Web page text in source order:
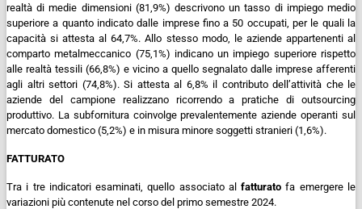
realtà di medie dimensioni (81,9%) descrivono un tasso di impiego medio
superiore a quanto indicato dalle imprese fino a 50 occupati, per le quali la
capacità si attesta al 64,7%. Allo stesso modo, le aziende appartenenti al
comparto metalmeccanico (75,1%) indicano un impiego superiore rispetto
alle realtà tessili (66,8%) e vicino a quello segnalato dalle imprese afferenti
agli altri settori (74,8%). Si attesta al 6,8% il contributo dell’attività che le
aziende del campione realizzano ricorrendo a pratiche di outsourcing
produttivo. La subfornitura coinvolge prevalentemente aziende operanti sul
mercato domestico (5,2%) e in misura minore soggetti stranieri (1,6%).
FATTURATO
Tra i tre indicatori esaminati, quello associato alfatturato fa emergere le
variazioni più contenute nel corso del primo semestre 2024.